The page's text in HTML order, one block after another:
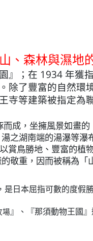
、森林與濕地
』； 在 1934 年獲
。除了豐富的自然環
寺等建築被指定為
成，坐擁風景如畫的
之湖南端的湯瀑等瀑
賞鳥勝地、豐富的植
敬重，因而被稱為「
日本屈指可數的度假
場』、『那須動物王國』